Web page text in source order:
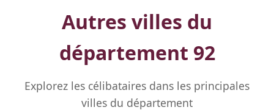
Autres villes du
département 92
Explorez les célibataires dans les principales
villes du département